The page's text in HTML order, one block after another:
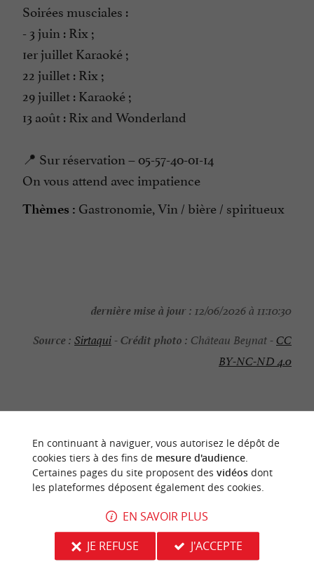
Soirées musciales :
- 3 juin : Rix ;
1er juillet Karaoké ;
22 juillet : Rix ;
29 juillet : Karaoké ;
13 août : Rix and Wonderland
📍 Sur réservation – 05-57-40-01-14
On vous attend avec impatience
Thèmes : Gastronomie, Vin / bière / spiritueux
dernière mise à jour : 12/06/2026 à 11:10:30
Source : Sirtaqui-Crédit photo : Château Beynat -CC
BY-NC-ND 4.0
NOUS AVONS TESTÉPOUR VOUS
En continuant à naviguer, vous autorisez le dépôt de
cookies tiers à des fins de mesure d'audience.
Certaines pages du site proposent des vidéosdont
les plateformes déposent également des cookies.
EN SAVOIR PLUS
JE REFUSE
J'ACCEPTE